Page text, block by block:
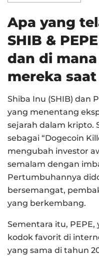
Apa yang
SHIB &
dan di
mereka
Shiba Inu (SHIB) dan
yang menentang
sejarah dalam kripto.
sebagai “Dogecoin
mengubah investor
semalam dengan
Pertumbuhannya
bersemangat,
yang berkembang.
Sementara itu,
kodok favorit di
yang sama di tahun